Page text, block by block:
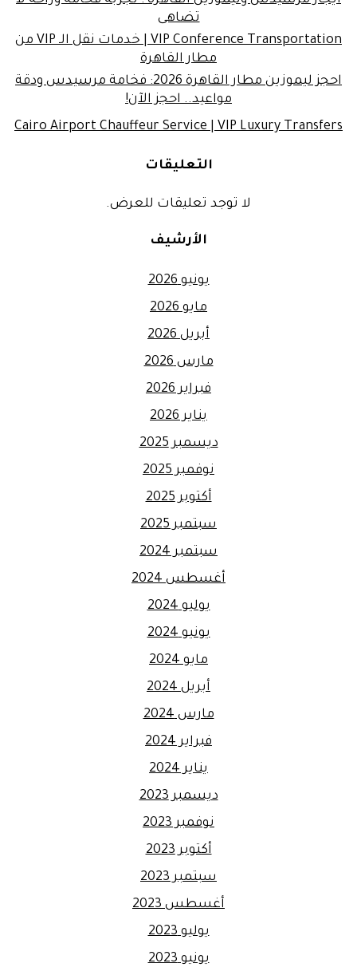
تضاهى
VIP Conference Transportation | خدمات نقل الـ VIP من
مطار القاهرة
احجز ليموزين مطار القاهرة 2026: فخامة مرسيدس ودقة
مواعيد.. احجز الآن!
Cairo Airport Chauffeur Service | VIP Luxury Transfers
التعليقات
لا توجد تعليقات للعرض.
الأرشيف
يونيو 2026
مايو 2026
أبريل 2026
مارس 2026
فبراير 2026
يناير 2026
ديسمبر 2025
نوفمبر 2025
أكتوبر 2025
سبتمبر 2025
سبتمبر 2024
أغسطس 2024
يوليو 2024
يونيو 2024
مايو 2024
أبريل 2024
مارس 2024
فبراير 2024
يناير 2024
ديسمبر 2023
نوفمبر 2023
أكتوبر 2023
سبتمبر 2023
أغسطس 2023
يوليو 2023
يونيو 2023